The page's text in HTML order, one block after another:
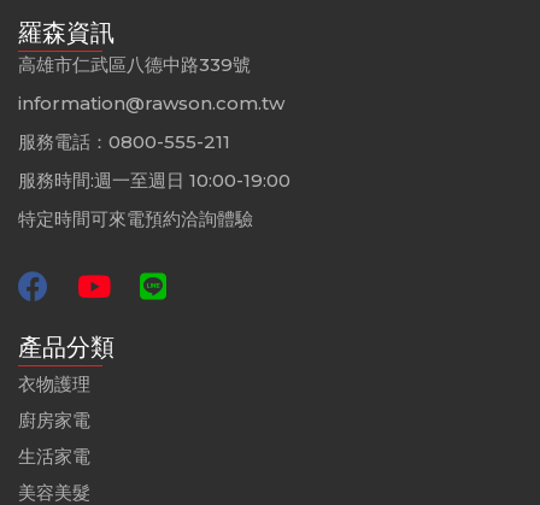
羅森資訊
高雄市仁武區八德中路339號
information@rawson.com.tw
服務電話：0800-555-211
服務時間:週一至週日 10:00-19:00
特定時間可來電預約洽詢體驗
產品分類
衣物護理
廚房家電
生活家電
美容美髮